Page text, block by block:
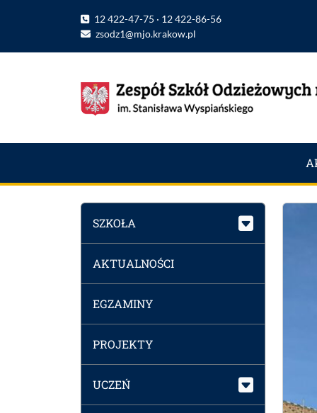
12 422-47-75 · 12 422-86-56
zsodz1@mjo.krakow.pl
SZKOŁA
AKTUALNOŚCI
EGZAMINY
PROJEKTY
UCZEŃ